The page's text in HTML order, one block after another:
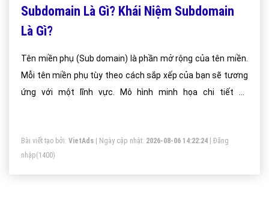
Subdomain Là Gì? Khái Niệm Subdomain
Là Gì?
Tên miền phụ (Sub domain) là phần mở rộng của tên miền.
Mỗi tên miền phụ tùy theo cách sắp xếp của bạn sẽ tương
ứng với một lĩnh vực. Mô hình minh họa chi tiết về
Unlimited .Tên miền phụ (Sub domain) là phần mở rộng của
tên miền. Mỗi tên miền phụ tùy theo cách sắp xếp của bạn
sẽ tương ứng với một lĩnh vực.
Bài viết tạo bởi: VietAds | Ngày cập nhật: 2026-08-06 14:22:24
Đăng
nhập(1400)